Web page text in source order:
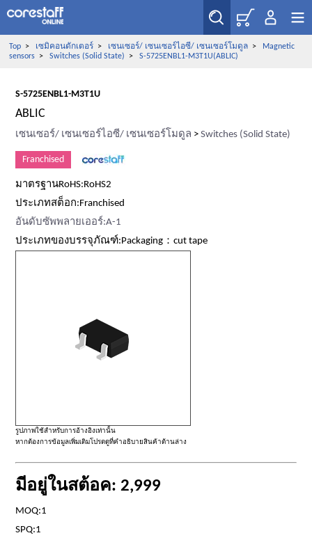
Top> เซมิคอนดักเตอร์> เซนเซอร์/ เซนเซอร์ไอซี/ เซนเซอร์โมดูล>
Magnetic
sensors> Switches (Solid State) > S-5725ENBL1-M3T1U(ABLIC)
S-5725ENBL1-M3T1U
ABLIC
เซนเซอร์/ เซนเซอร์ไอซี/ เซนเซอร์โมดูล >Switches (Solid State)
Franchised
มาตรฐานRoHS:RoHS2
ประเภทสต็อก:Franchised
อันดับซัพพลายเออร์:A-1
ประเภทของบรรจุภัณฑ์:Packaging：cut tape
รูปภาพใช้สำหรับการอ้างอิงเท่านั้น
หากต้องการข้อมูลเพิ่มเติมโปรดดูที่คำอธิบายสินค้าด้านล่าง
มีอยู่ในสต้อค: 2,999
MOQ:1
SPQ:1